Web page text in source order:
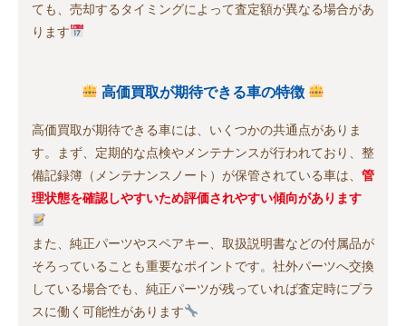
ても、売却するタイミングによって査定額が異なる場合があ
ります
高価買取が期待できる車の特徴
高価買取が期待できる車には、いくつかの共通点がありま
す。まず、定期的な点検やメンテナンスが行われており、整
備記録簿（メンテナンスノート）が保管されている車は、 管
理状態を確認しやすいため評価されやすい傾向があります
また、純正パーツやスペアキー、取扱説明書などの付属品が
そろっていることも重要なポイントです。社外パーツへ交換
している場合でも、純正パーツが残っていれば査定時にプラ
スに働く可能性があります